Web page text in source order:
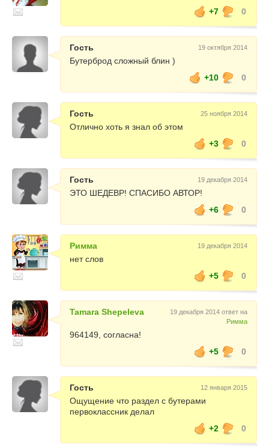
+7 0
Гость 19 октября 2014
Бутерброд сложный блин )
+10
0
Гость 25 ноября 2014
Отлично хоть я знал об этом
+3
0
Гость 19 декабря 2014
ЭТО ШЕДЕВР! СПАСИБО АВТОР!
+6
0
Римма 19 декабря 2014
нет слов
+5
0
Tamara Shepeleva
19 декабря 2014 ответ на
Римма
964149, согласна!
+5
0
Гость 12 января 2015
Ощущение что раздел с бутерами
первоклассник делал
+2
0